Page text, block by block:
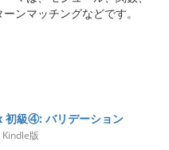
ンマッチングなどです。
級④: バリデーション
Kindle版